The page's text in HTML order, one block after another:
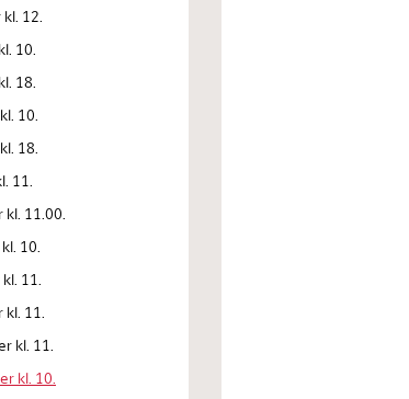
12.
10.
18.
10.
18.
11.
11.00.
10.
11.
11.
kl. 11.
kl. 10.